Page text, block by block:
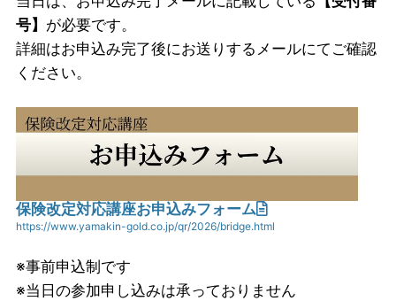
号】 が必要です。
詳細はお申込み完了後にお送りするメールにてご確認
ください。
保険改定対応講座お申込みフォーム
https://www.yamakin-gold.co.jp/qr/2026/bridge.html
※事前申込制です
※当日の参加申し込みは承っておりません